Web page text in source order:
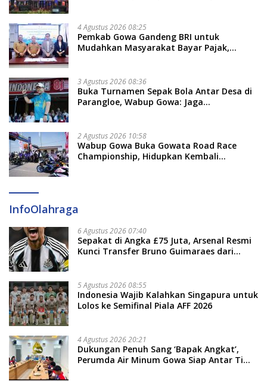
4 Agustus 2026 08:25
Pemkab Gowa Gandeng BRI untuk
Mudahkan Masyarakat Bayar Pajak,
3 Agustus 2026 08:36
Buka Turnamen Sepak Bola Antar Desa di
Parangloe, Wabup Gowa: Jaga
2 Agustus 2026 10:58
Wabup Gowa Buka Gowata Road Race
Championship, Hidupkan Kembali
InfoOlahraga
6 Agustus 2026 07:40
Sepakat di Angka £75 Juta, Arsenal Resmi
Kunci Transfer Bruno Guimaraes dari
5 Agustus 2026 08:55
Indonesia Wajib Kalahkan Singapura untuk
Lolos ke Semifinal Piala AFF 2026
4 Agustus 2026 20:21
Dukungan Penuh Sang ‘Bapak Angkat’,
Perumda Air Minum Gowa Siap Antar Tim